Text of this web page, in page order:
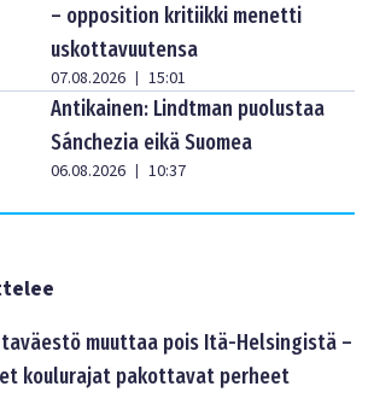
– opposition kritiikki menetti
uskottavuutensa
07.08.2026 | 15:01
Antikainen: Lindtman puolustaa
Sánchezia eikä Suomea
06.08.2026 | 10:37
muuttaa pois Itä-Helsingistä –
koulurajat pakottavat perheet